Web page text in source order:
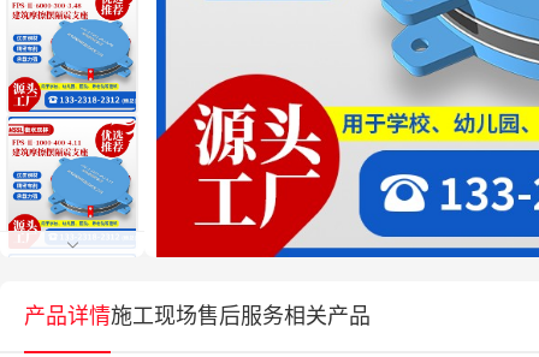
产品详情施工现场售后服务相关产品